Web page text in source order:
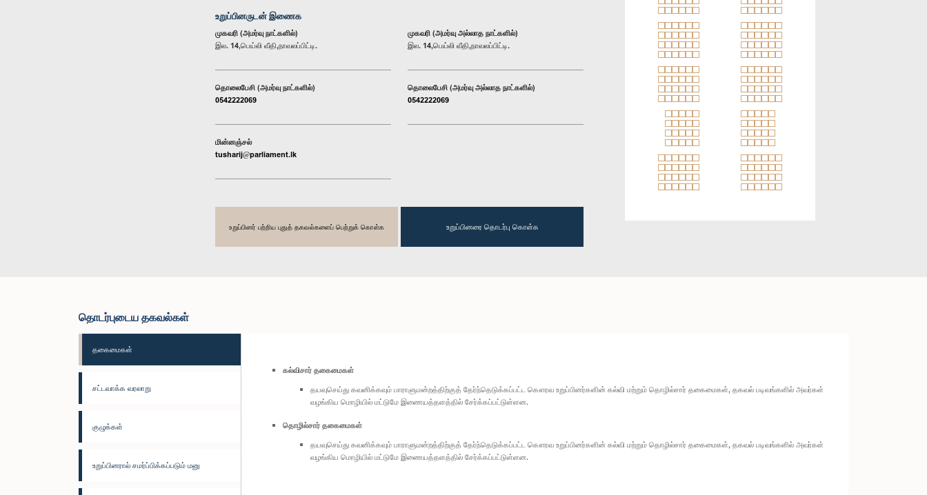
உறுப்பினருடன் இணைக
முகவரி (அமர்வு நாட்களில்)
இல. 14,பெய்லி வீதி,நாவலப்பிட்டி.
முகவரி (அமர்வு அல்லாத நாட்களில்)
இல. 14,பெய்லி வீதி,நாவலப்பிட்டி.
தொலைபேசி (அமர்வு நாட்களில்)
0542222069
தொலைபேசி (அமர்வு அல்லாத நாட்களில்)
0542222069
மின்னஞ்சல்
tusharij@parliament.lk
உறுப்பினர் பற்றிய புதுத் தகவல்களைப் பெற்றுக் கொள்க உறுப்பினரை தொடர்பு கொள்க
தொடர்புடைய தகவல்கள்
தகைமைகள்
சட்டவாக்க வரலாறு
குழுக்கள்
உறுப்பினரால் சமர்ப்பிக்கப்படும் மனு
கல்விசார் தகைமைகள்
தயவுசெய்து கவனிக்கவும் பாராளுமன்றத்திற்குத் தேர்ந்தெடுக்கப்பட்ட கௌரவ உறுப்பினர்களின் கல்வி மற்றும் தொழில்சார் தகைமைகள், தகவல் படிவங்களில் அவர்கள்
வழங்கிய மொழியில் மட்டுமே இணையத்தளத்தில் சேர்க்கப்பட்டுள்ளன.
தொழில்சார் தகைமைகள்
தயவுசெய்து கவனிக்கவும் பாராளுமன்றத்திற்குத் தேர்ந்தெடுக்கப்பட்ட கௌரவ உறுப்பினர்களின் கல்வி மற்றும் தொழில்சார் தகைமைகள், தகவல் படிவங்களில் அவர்கள்
வழங்கிய மொழியில் மட்டுமே இணையத்தளத்தில் சேர்க்கப்பட்டுள்ளன.